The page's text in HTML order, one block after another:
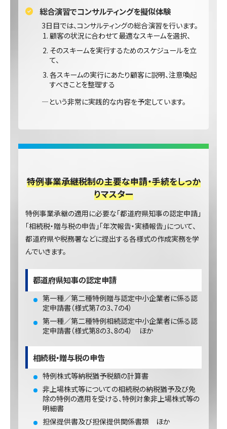
総合演習でコンサルティングを擬似体験
3日目では、コンサルティングの総合演習を行います。
顧客の状況に合わせて最適なスキームを選択、
そのスキームを実行するためのスケジュールを立
て、
各スキームの実行にあたり顧客に説明、注意喚起
すべきことを整理する
―という非常に実践的な内容を予定しています。
特例事業承継税制の主要な申請・手続をしっか
りマスター
特例事業承継の適用に必要な「都道府県知事の認定申請」
「相続税・贈与税の申告」「年次報告・実績報告」について、
都道府県や税務署などに提出する各様式の作成実務を学
んでいきます。
都道府県知事の認定申請
第一種／第二種特例贈与認定中小企業者に係る認
定申請書（様式第7の3、7の4）
第一種／第二種特例相続認定中小企業者に係る認
定申請書（様式第8の3、8の4） ほか
相続税・贈与税の申告
特例株式等納税猶予税額の計算書
非上場株式等についての相続税の納税猶予及び免
除の特例の適用を受ける、特例対象非上場株式等の
明細書
担保提供書及び担保提供関係書類 ほか